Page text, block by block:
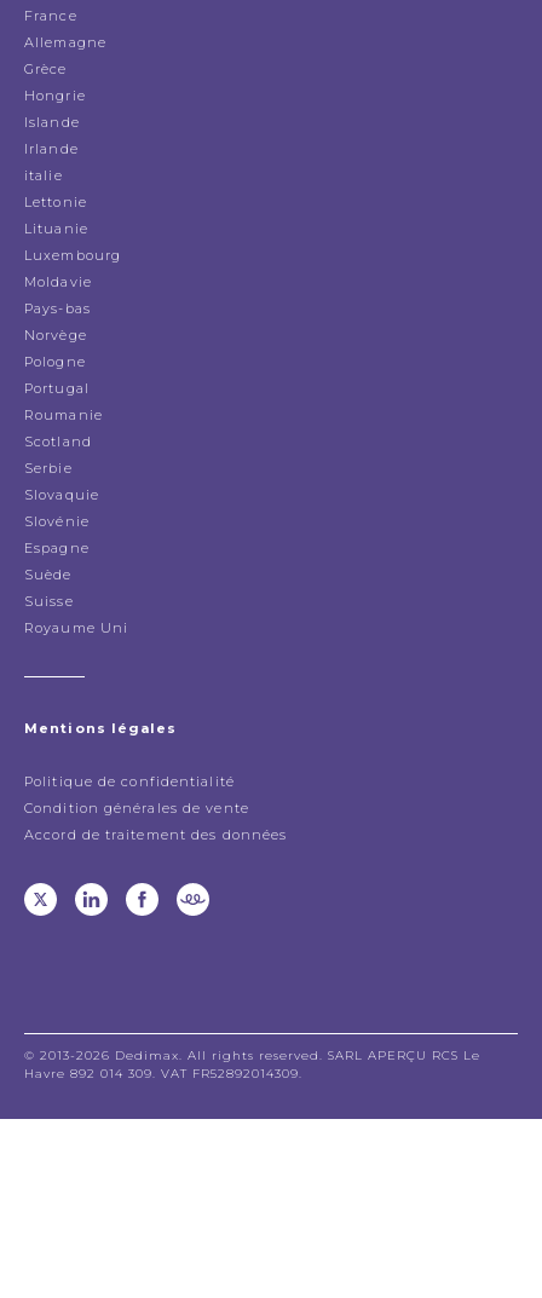
France
Allemagne
Grèce
Hongrie
Islande
Irlande
italie
Lettonie
Lituanie
Luxembourg
Moldavie
Pays-bas
Norvège
Pologne
Portugal
Roumanie
Scotland
Serbie
Slovaquie
Slovénie
Espagne
Suède
Suisse
Royaume Uni
Mentions légales
Politique de confidentialité
Condition générales de vente
Accord de traitement des données
© 2013-2026 Dedimax. All rights reserved. SARL APERÇU RCS Le
Havre 892 014 309. VAT FR52892014309.